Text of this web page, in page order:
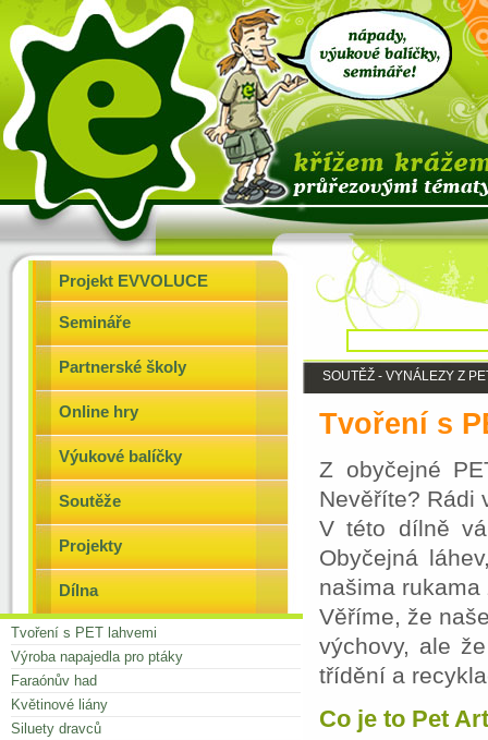
Projekt EVVOLUCE
Semináře
Partnerské školy
Online hry
Výukové balíčky
Soutěže
Projekty
Dílna
Tvoření s PET lahvemi
Výroba napajedla pro ptáky
Faraónův had
Květinové liány
Siluety dravců
SOUTĚŽ - VYNÁLEZY Z
Tvoření s
Z obyčejné
Nevěříte? Rádi
V této dílně
Obyčejná
našima
Věříme, že
výchovy, ale
třídění a
Co je to Pet